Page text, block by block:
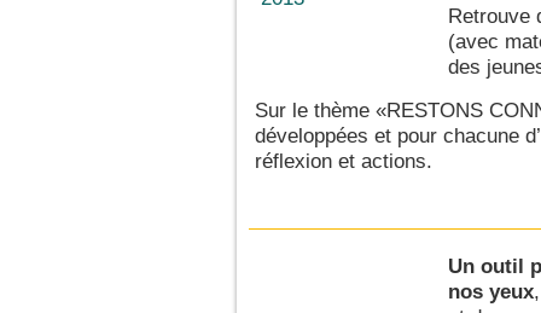
Retrouve
(avec
des
Sur le thème «RESTONS
développées et pour chacune
réflexion et actions.
Un outil
nos yeux